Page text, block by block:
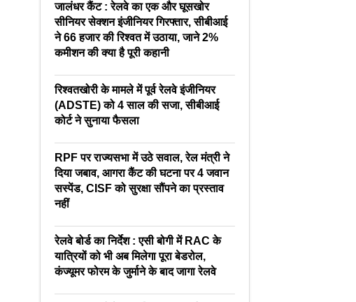
जालंधर कैंट : रेलवे का एक और घूसखोर
सीनियर सेक्शन इंजीनियर गिरफ्तार, सीबीआई
ने 66 हजार की रिश्वत में उठाया, जाने 2%
कमीशन की क्या है पूरी कहानी
रिश्वतखोरी के मामले में पूर्व रेलवे इंजीनियर
(ADSTE) को 4 साल की सजा, सीबीआई
कोर्ट ने सुनाया फैसला
RPF पर राज्यसभा में उठे सवाल, रेल मंत्री ने
दिया जबाव, आगरा कैंट की घटना पर 4 जवान
सस्पेंड, CISF को सुरक्षा सौंपने का प्रस्ताव
नहीं
रेलवे बोर्ड का निर्देश : एसी बोगी में RAC के
यात्रियों को भी अब मिलेगा पूरा बेडरोल,
कंज्यूमर फोरम के जुर्माने के बाद जागा रेलवे